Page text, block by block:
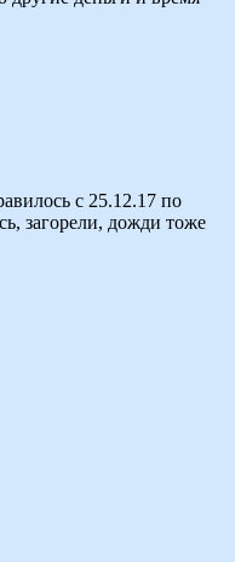
с 25.12.17 по
загорели, дожди тоже